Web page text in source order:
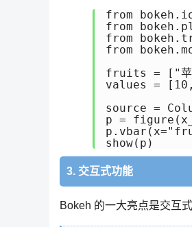
from
from
from
from
fruits = ["苹
values =
source =
p =
show(p)
3. 交互式功能
Bokeh 的一大亮点是交互